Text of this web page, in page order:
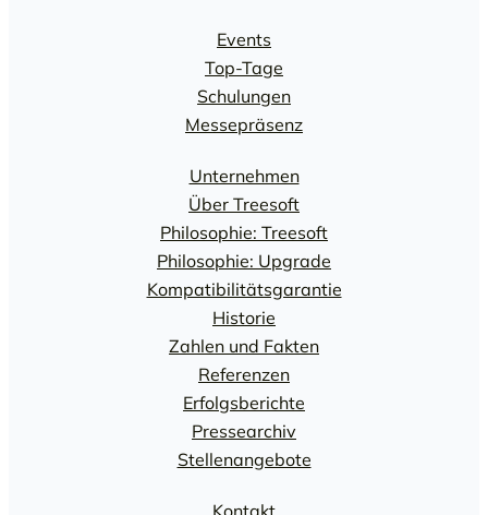
Events
Top-Tage
Schulungen
Messepräsenz
Unternehmen
Über Treesoft
Philosophie: Treesoft
Philosophie: Upgrade
Kompatibilitätsgarantie
Historie
Zahlen und Fakten
Referenzen
Erfolgsberichte
Pressearchiv
Stellenangebote